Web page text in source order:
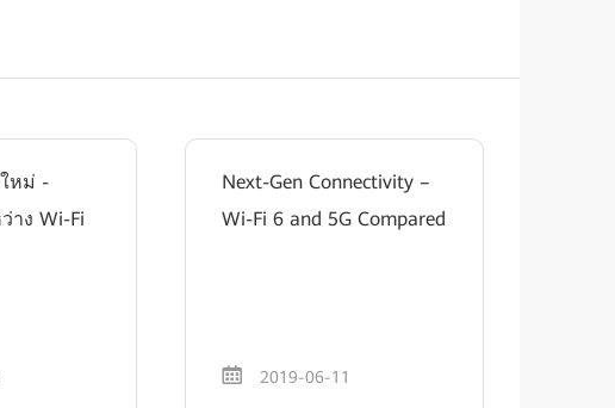
หม่ -
าง Wi-Fi
Next-Gen Connectivity –
Wi-Fi 6 and 5G Compared
2019-06-11